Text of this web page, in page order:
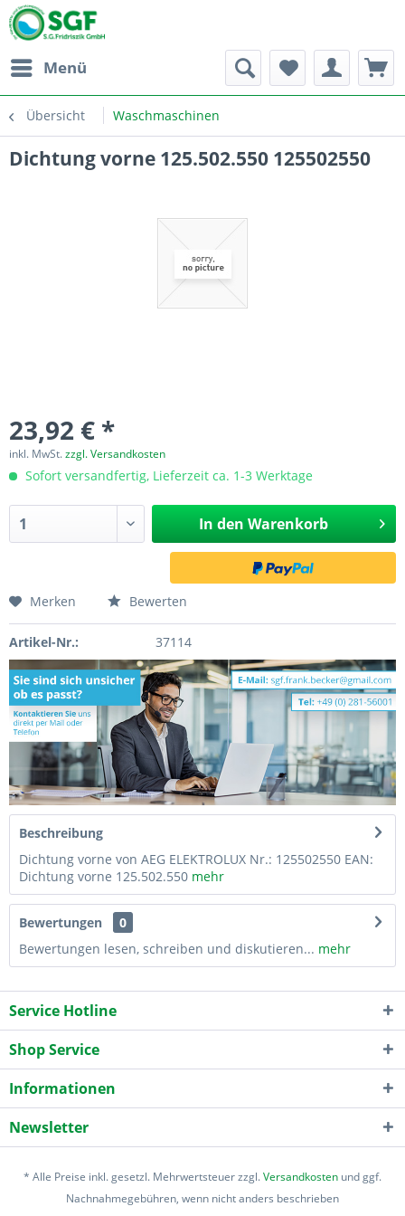
Menü
Übersicht Waschmaschinen
Dichtung vorne 125.502.550 125502550
23,92 € *
inkl. MwSt.zzgl. Versandkosten
Sofort versandfertig, Lieferzeit ca. 1-3 Werktage
In den Warenkorb
Merken Bewerten
Artikel-Nr.: 37114
Beschreibung
Dichtung vorne von AEG ELEKTROLUX Nr.: 125502550 EAN:
Dichtung vorne 125.502.550 mehr
Bewertungen
0
Bewertungen lesen, schreiben und diskutieren... mehr
Service Hotline
Shop Service
Informationen
Newsletter
* Alle Preise inkl. gesetzl. Mehrwertsteuer zzgl.Versandkosten und ggf.
Nachnahmegebühren, wenn nicht anders beschrieben